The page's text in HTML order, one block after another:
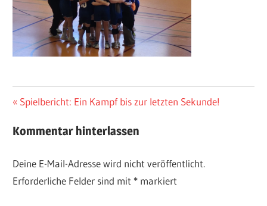
Beitragsnavigation
Vorheriger
Spielbericht: Ein Kampf bis zur letzten Sekunde!
Kommentar hinterlassen
Deine E-Mail-Adresse wird nicht veröffentlicht.
Erforderliche Felder sind mit * markiert